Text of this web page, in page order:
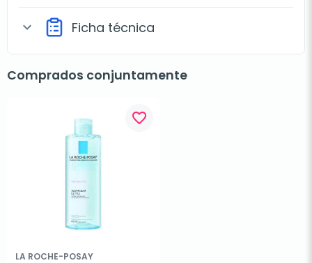
expand_more Ficha técnica
Comprados conjuntamente
favorite_border
LA ROCHE-POSAY